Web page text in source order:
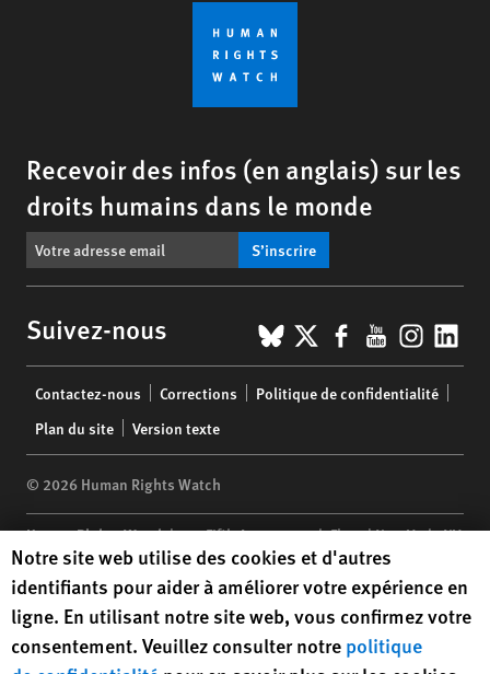
Recevoir des infos (en anglais) sur les
droits humains dans le monde
S’inscrire
Suivez-nous BlueSky
X Facebook
YouTube
menu
Contactez-nous Corrections
Politique de confidentialité
Plan du site
Version texte
© 2026 Human Rights Watch
Human Rights Watch| 350 Fifth Avenue, 34th Floor | New York,NY
10118-3299USA |t1.212.290.4700
Human Rights Watchis a 501(C)(3) nonprofit registered in the US
under EIN: 13-2875808
Human Rights Watch cookie preferences
Notre site web utilise des cookies et d'autres
identifiants pour aider à améliorer votre expérience en
ligne. En utilisant notre site web, vous confirmez votre
consentement. Veuillez consulter notre politique